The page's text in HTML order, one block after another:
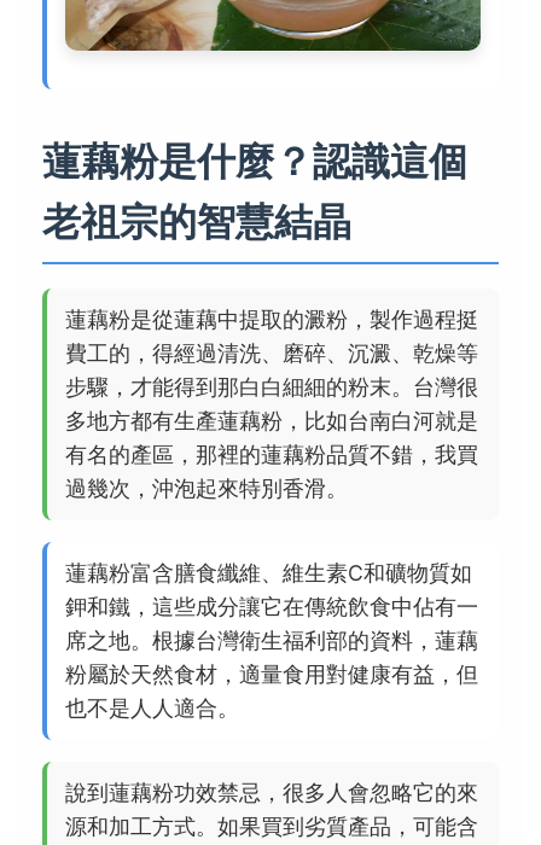
蓮藕粉是什麼？認識這個
老祖宗的智慧結晶
蓮藕粉是從蓮藕中提取的澱粉，製作過程挺
費工的，得經過清洗、磨碎、沉澱、乾燥等
步驟，才能得到那白白細細的粉末。台灣很
多地方都有生產蓮藕粉，比如台南白河就是
有名的產區，那裡的蓮藕粉品質不錯，我買
過幾次，沖泡起來特別香滑。
蓮藕粉富含膳食纖維、維生素C和礦物質如
鉀和鐵，這些成分讓它在傳統飲食中佔有一
席之地。根據台灣衛生福利部的資料，蓮藕
粉屬於天然食材，適量食用對健康有益，但
也不是人人適合。
說到蓮藕粉功效禁忌，很多人會忽略它的來
源和加工方式。如果買到劣質產品，可能含